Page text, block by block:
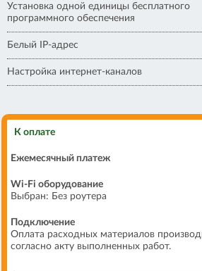
Установка одной единицы бесплатного
программного обеспечения
Белый IP-адрес
Настройка интернет-каналов
К оплате
Ежемесячный платеж
Wi-Fi оборудование
Выбран: Без роутера
Подключение
Оплата расходных материалов
согласно акту выполненных работ.